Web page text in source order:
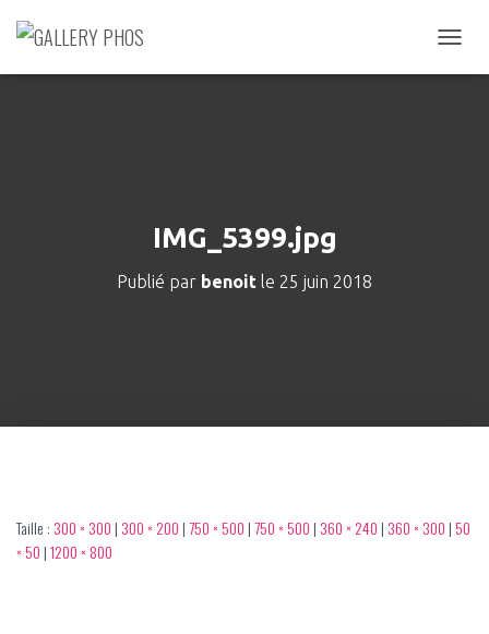
É
N
IMG_5399.jpg
Publié par benoit le 25 juin 2018
Taille : 300 × 300 | 300 × 200 |750 × 500 |750 × 500 | 360 × 240 | 360 × 300 |50
× 50 |1200 × 800